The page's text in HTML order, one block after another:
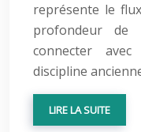
représente le
profondeur de
connecter avec
discipline
LIRE LA SUITE